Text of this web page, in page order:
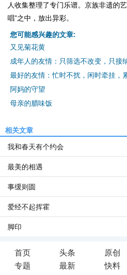
人收集整理了专门乐谱。京族非遗的
唱”之中，放出异彩。
您可能感兴趣的文章:
又见菊花黄
成年人的友情：只筛选不改变，只接
最好的友情：忙时不扰，闲时牵挂，
阿妈的守望
母亲的腊味饭
相关文章
我和春天有个约会
最美的相遇
事缓则圆
爱经不起挥霍
脚印
首页 头条 原创
专题
最新 快料